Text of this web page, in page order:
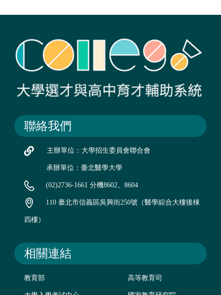
聯絡我們
主辦單位：大學招生委員會聯合會
承辦單位：臺北醫學大學
(02)2736-1661 分機8602、8604
110 臺北市信義區吳興街250號（醫學綜合大樓後棟
四樓）
相關連結
教育部 高等教育司